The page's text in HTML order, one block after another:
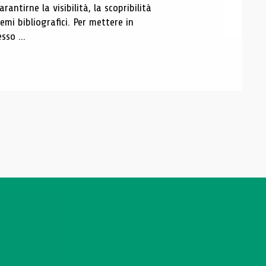
la visibilità, la scopribilità
bibliografici. Per mettere in
...